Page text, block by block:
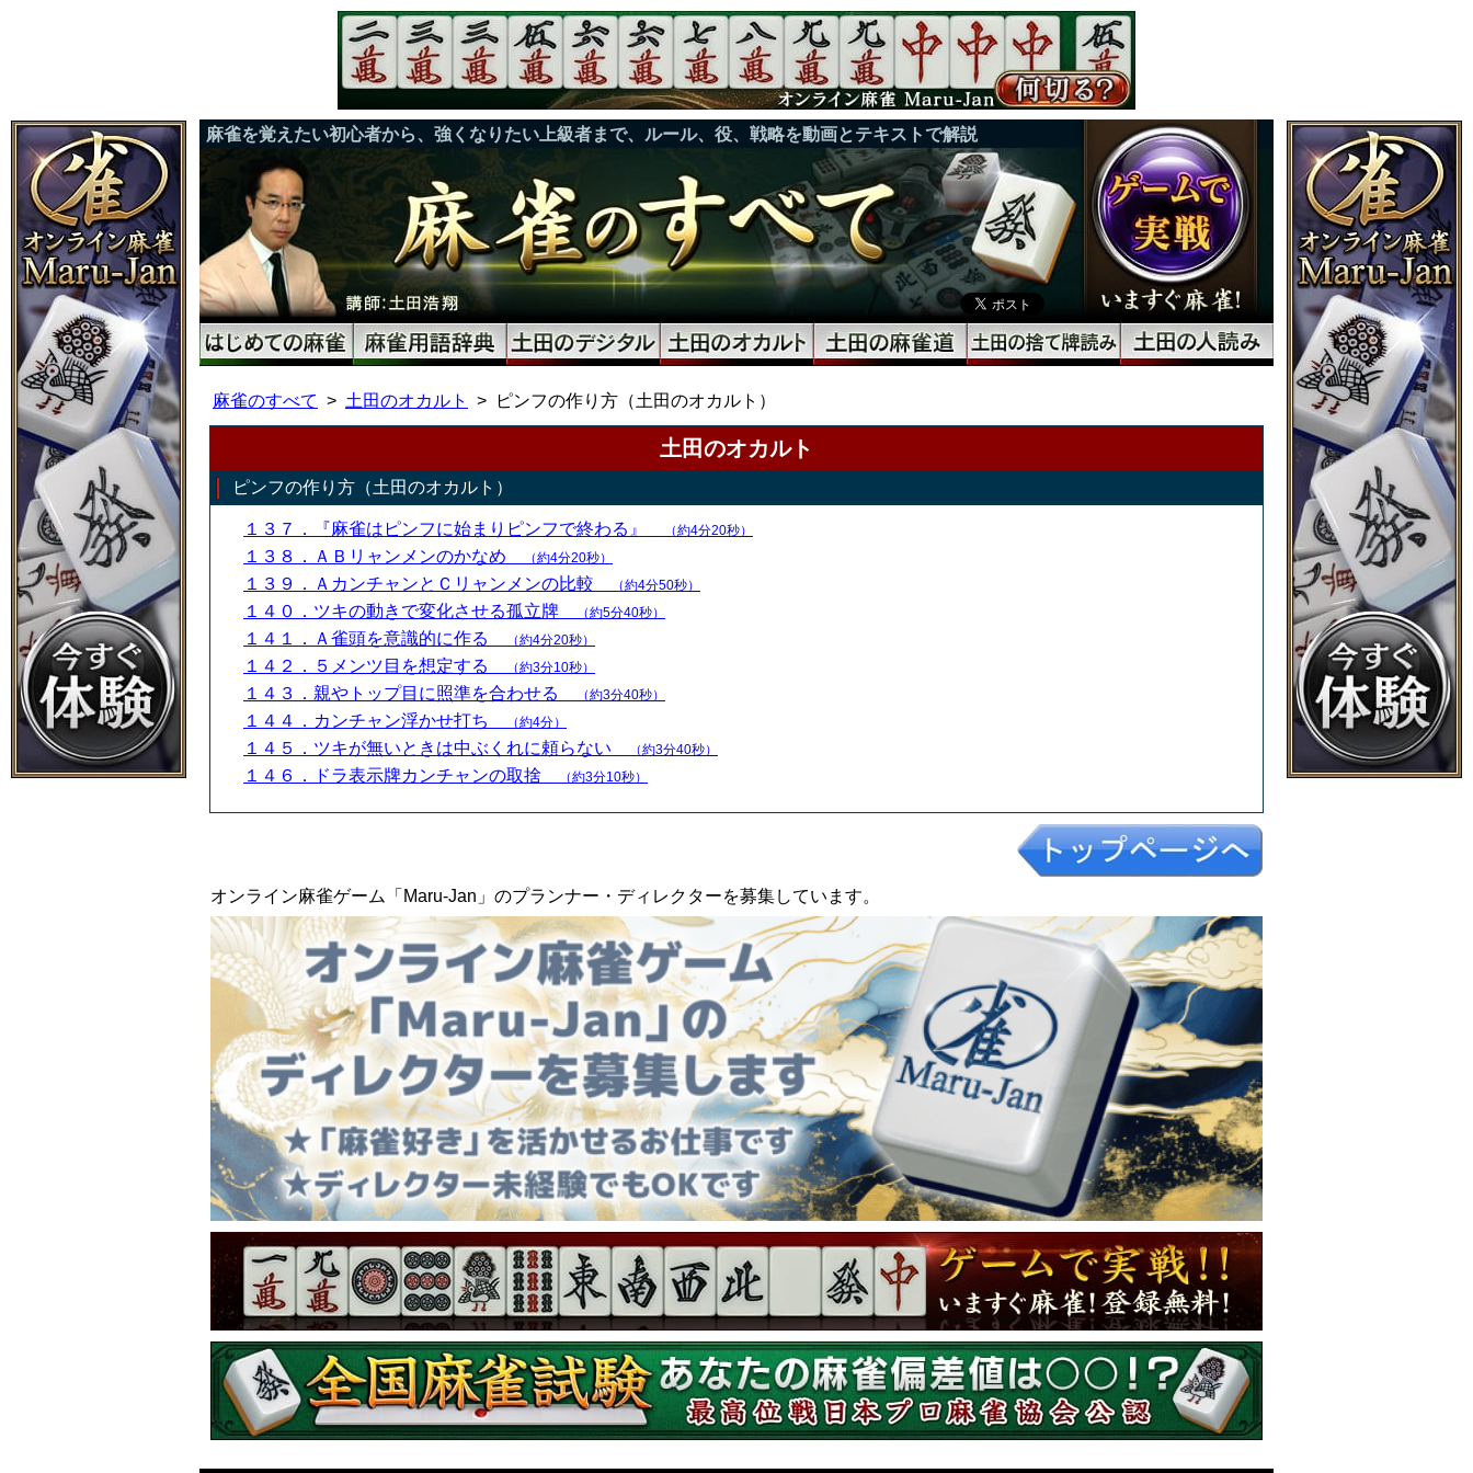
麻雀を覚えたい初心者から、強くなりたい上級者まで、ルール、役、戦略を動画とテキストで解説
麻雀のすべて 土田のオカルト ピンフの作り方（土田のオカルト）
土田のオカルト
ピンフの作り方（土田のオカルト）
１３７．『麻雀はピンフに始まりピンフで終わる』 （約4分20秒）
１３８．ＡＢリャンメンのかなめ （約4分20秒）
１３９．ＡカンチャンとＣリャンメンの比較 （約4分50秒）
１４０．ツキの動きで変化させる孤立牌 （約5分40秒）
１４１．Ａ雀頭を意識的に作る （約4分20秒）
１４２．５メンツ目を想定する （約3分10秒）
１４３．親やトップ目に照準を合わせる （約3分40秒）
１４４．カンチャン浮かせ打ち （約4分）
１４５．ツキが無いときは中ぶくれに頼らない （約3分40秒）
１４６．ドラ表示牌カンチャンの取捨 （約3分10秒）
オンライン麻雀ゲーム「Maru-Jan」のプランナー・ディレクターを募集しています。